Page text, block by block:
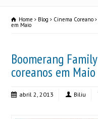
Home Blog Cinema Coreano
em Maio
Boomerang
coreanos em Maio
abril 2, 2013 Biliu